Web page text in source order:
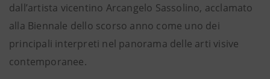
dall’artista vicentino Arcangelo Sassolino, acclamato
alla Biennale dello scorso anno come uno dei
principali interpreti nel panorama delle arti visive
contemporanee.